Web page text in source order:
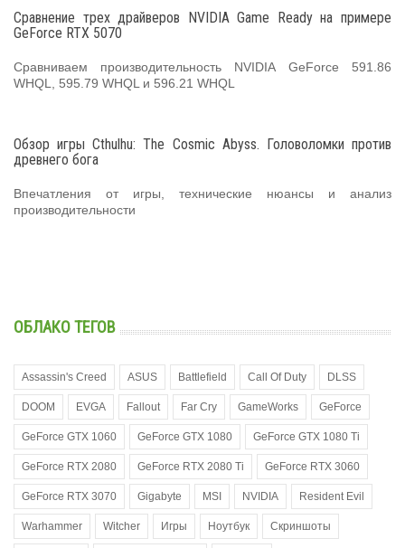
Сравнение трех драйверов NVIDIA Game Ready на примере
GeForce RTX 5070
Сравниваем производительность NVIDIA GeForce 591.86
WHQL, 595.79 WHQL и 596.21 WHQL
Обзор игры Cthulhu: The Cosmic Abyss. Головоломки против
древнего бога
Впечатления от игры, технические нюансы и анализ
производительности
ОБЛАКО ТЕГОВ
Assassin's Creed ASUS Battlefield Call Of Duty DLSS
DOOM EVGA Fallout Far Cry GameWorks GeForce
GeForce GTX 1060 GeForce GTX 1080 GeForce GTX 1080 Ti
GeForce RTX 2080 GeForce RTX 2080 Ti GeForce RTX 3060
GeForce RTX 3070 Gigabyte MSI NVIDIA Resident Evil
Warhammer Witcher Игры Ноутбук Скриншоты